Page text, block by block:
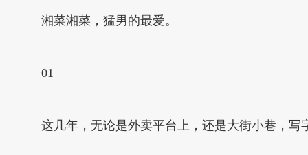
湘菜湘菜，猛男的最爱。
01
这几年，无论是外卖平台上，还是大街小巷，